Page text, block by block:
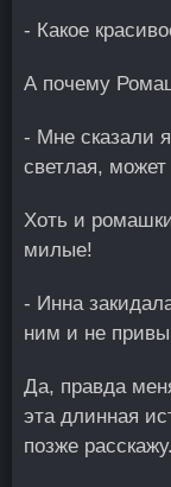
- Какое
А почему
- Мне сказали
светлая,
Хоть и
милые!
- Инна
ним и не
Да, правда
эта длинная
позже расскажу.